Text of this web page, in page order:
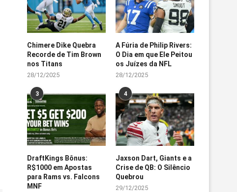
Chimere Dike Quebra
Recorde de Tim Brown
nos Titans
28/12/2025
A Fúria de Philip Rivers:
O Dia em que Ele Peitou
os Juízes da NFL
28/12/2025
3
DraftKings Bônus:
R$1000 em Apostas
para Rams vs. Falcons
MNF
4
Jaxson Dart, Giants e a
Crise de QB: O Silêncio
Quebrou
29/12/2025